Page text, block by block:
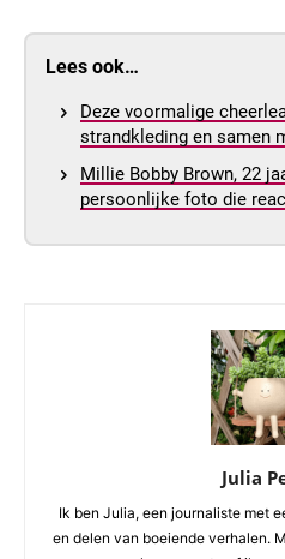
Lees ook…
Deze voormalige
strandkleding en samen
Millie Bobby Brown, 22
persoonlijke foto die
Julia
Ik ben Julia, een journaliste met
en delen van boeiende verhalen.